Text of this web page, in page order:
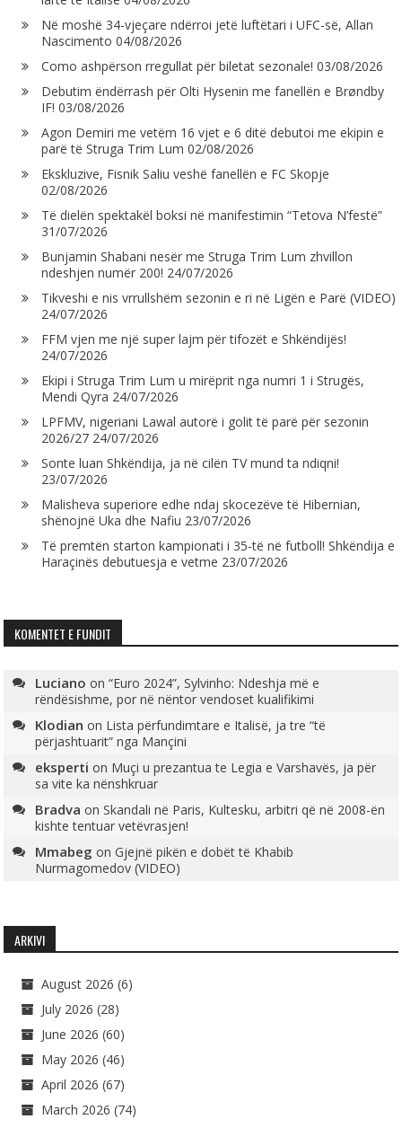
Në moshë 34-vjeçare ndërroi jetë luftëtari i UFC-së, Allan
Nascimento 04/08/2026
Como ashpërson rregullat për biletat sezonale! 03/08/2026
Debutim ëndërrash për Olti Hysenin me fanellën e Brøndby
IF! 03/08/2026
Agon Demiri me vetëm 16 vjet e 6 ditë debutoi me ekipin e
parë të Struga Trim Lum 02/08/2026
Ekskluzive, Fisnik Saliu veshë fanellën e FC Skopje
02/08/2026
Të dielën spektakël boksi në manifestimin “Tetova N’festë”
31/07/2026
Bunjamin Shabani nesër me Struga Trim Lum zhvillon
ndeshjen numër 200! 24/07/2026
Tikveshi e nis vrrullshëm sezonin e ri në Ligën e Parë (VIDEO)
24/07/2026
FFM vjen me një super lajm për tifozët e Shkëndijës!
24/07/2026
Ekipi i Struga Trim Lum u mirëprit nga numri 1 i Strugës,
Mendi Qyra 24/07/2026
LPFMV, nigeriani Lawal autorë i golit të parë për sezonin
2026/27 24/07/2026
Sonte luan Shkëndija, ja në cilën TV mund ta ndiqni!
23/07/2026
Malisheva superiore edhe ndaj skocezëve të Hibernian,
shënojnë Uka dhe Nafiu 23/07/2026
Të premtën starton kampionati i 35-të në futboll! Shkëndija e
Haraçinës debutuesja e vetme 23/07/2026
KOMENTET E FUNDIT
Luciano on“Euro 2024”, Sylvinho: Ndeshja më e
rëndësishme, por në nëntor vendoset kualifikimi
Klodian on Lista përfundimtare e Italisë, ja tre “të
përjashtuarit” nga Mançini
eksperti on Muçi u prezantua te Legia e Varshavës, ja për
sa vite ka nënshkruar
Bradva onSkandali në Paris, Kultesku, arbitri që në 2008-ën
kishte tentuar vetëvrasjen!
Mmabeg onGjejnë pikën e dobët të Khabib
Nurmagomedov (VIDEO)
ARKIVI
August 2026 (6)
July 2026 (28)
June 2026 (60)
May 2026 (46)
April 2026 (67)
March 2026 (74)